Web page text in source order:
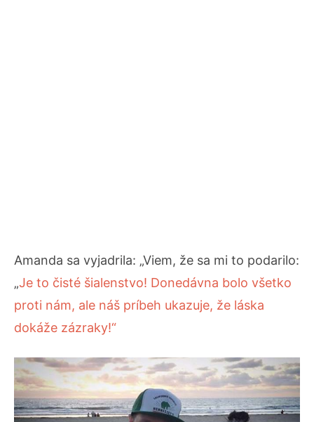
Amanda sa vyjadrila: „Viem, že sa mi to podarilo:
„Je to čisté šialenstvo! Donedávna bolo všetko
proti nám, ale náš príbeh ukazuje, že láska
dokáže zázraky!“